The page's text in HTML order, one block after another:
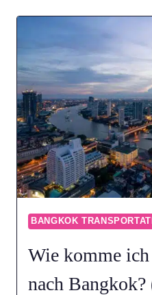
ICH
VON
KHAO
YAI
NACH
(ALLE
OPTIONEN
2026)
BANGKOK
Wie komme
nach